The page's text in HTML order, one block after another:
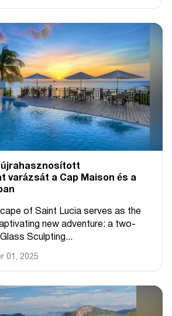
újrahasznosított
varázsát a Cap Maison és a
of Saint Lucia serves as the
new adventure: a two-
Sculpting...
01, 2025